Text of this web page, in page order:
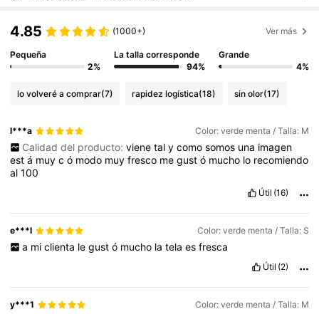
4.85 (1000+) Ver más
Pequeña
2%
La talla corresponde
94%
Grande
4%
lo volveré a comprar(7) rapidez logística(18) sin olor(17)
l***a Color: verde menta / Talla: M
Calidad del producto: viene tal y como somos una imagen
está muycó modo muyfresco megustó mucho lo recomiendo
al100
Útil (16)
e***l Color: verde menta / Talla: S
a mi clienta le gust ó mucho la tela es fresca
Útil (2)
y***1 Color: verde menta / Talla: M